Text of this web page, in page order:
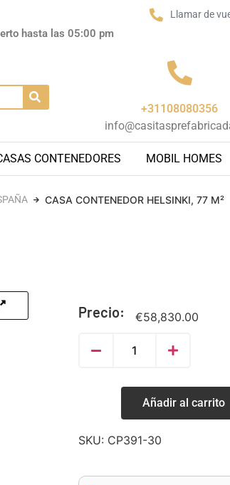
hasta las 05:00 pm
Llamar de
+31108080356
CONTENEDORES MOBIL HOMES
CASA CONTENEDOR HELSINKI, 77 M²
Precio: €58,830.00
Añadir al carrito
SKU: CP391-30